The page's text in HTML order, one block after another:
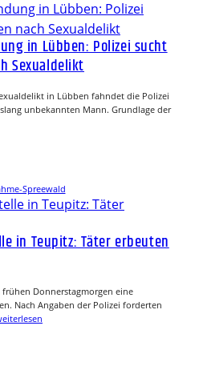
in Lübben: Polizei sucht
Sexualdelikt
in Lübben fahndet die Polizei
unbekannten Mann. Grundlage der
Spreewald
in Teupitz: Täter erbeuten
Donnerstagmorgen eine
Nach Angaben der Polizei forderten